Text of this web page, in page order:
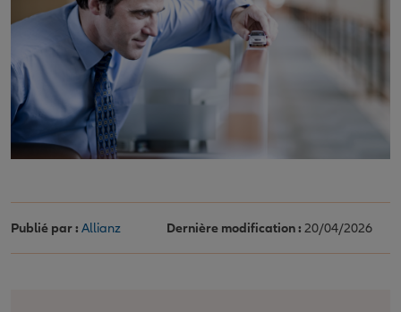
Publié par : Allianz Dernière modification : 20/04/2026